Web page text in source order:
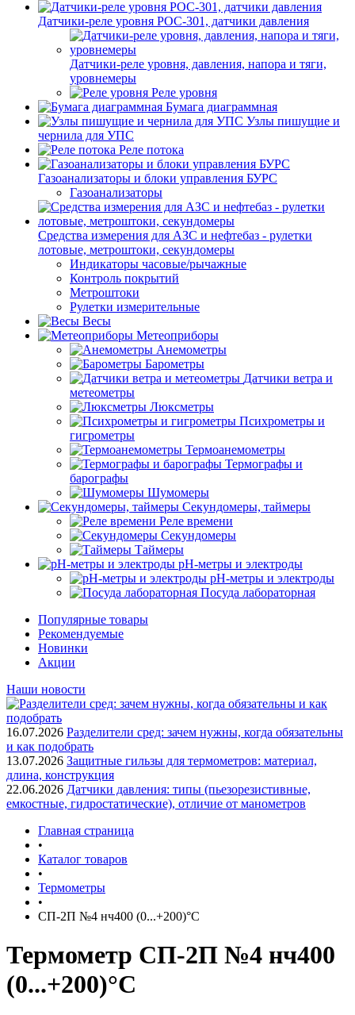
Датчики-реле уровня РОС-301, датчики давления
Датчики-реле уровня, давления, напора и тяги,
уровнемеры
Реле уровня
Бумага диаграммная
Узлы пишущие и
чернила для УПС
Реле потока
Газоанализаторы и блоки управления БУРС
Газоанализаторы
Средства измерения для АЗС и нефтебаз - рулетки
лотовые, метроштоки, секундомеры
Индикаторы часовые/рычажные
Контроль покрытий
Метроштоки
Рулетки измерительные
Весы
Метеоприборы
Анемометры
Барометры
Датчики ветра и
метеометры
Люксметры
Психрометры и
гигрометры
Термоанемометры
Термографы и
барографы
Шумомеры
Секундомеры, таймеры
Реле времени
Секундомеры
Таймеры
pH-метры и электроды
pH-метры и электроды
Посуда лабораторная
Популярные товары
Рекомендуемые
Новинки
Акции
Наши новости
16.07.2026 Разделители сред: зачем нужны, когда обязательны
и как подобрать
13.07.2026 Защитные гильзы для термометров: материал,
длина, конструкция
22.06.2026 Датчики давления: типы (пьезорезистивные,
емкостные, гидростатические), отличие от манометров
Главная страница
•
Каталог товаров
•
Термометры
•
СП-2П №4 нч400 (0...+200)°С
Термометр СП-2П №4 нч400
(0...+200)°С